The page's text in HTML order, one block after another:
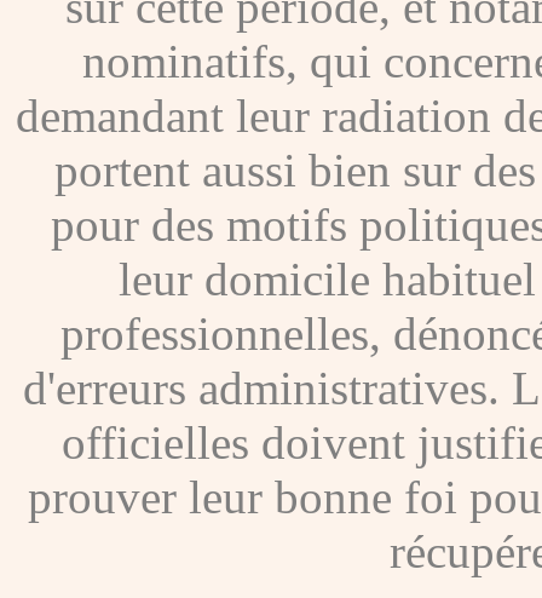
nominatifs, qui
demandant leur radiation
portent aussi bien sur
pour des motifs
leur domicile
professionnelles,
d'erreurs administratives.
officielles doivent
prouver leur bonne foi